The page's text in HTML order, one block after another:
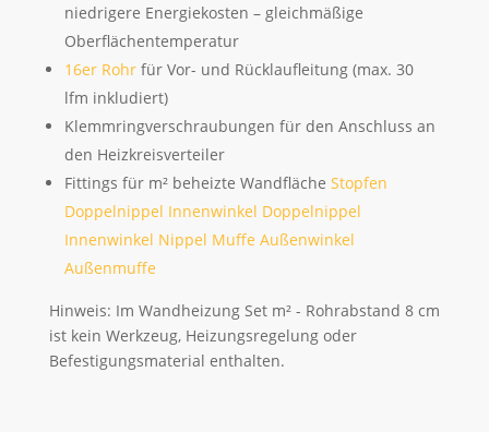
niedrigere Energiekosten – gleichmäßige
Oberflächentemperatur
16er Rohr für Vor- und Rücklaufleitung (max. 30
lfm inkludiert)
Klemmringverschraubungen für den Anschluss an
den Heizkreisverteiler
Fittings für m² beheizte Wandfläche Stopfen
Doppelnippel Innenwinkel Doppelnippel
Innenwinkel Nippel Muffe Außenwinkel
Außenmuffe
Hinweis: Im Wandheizung Set m² - Rohrabstand 8 cm
ist kein Werkzeug, Heizungsregelung oder
Befestigungsmaterial enthalten.